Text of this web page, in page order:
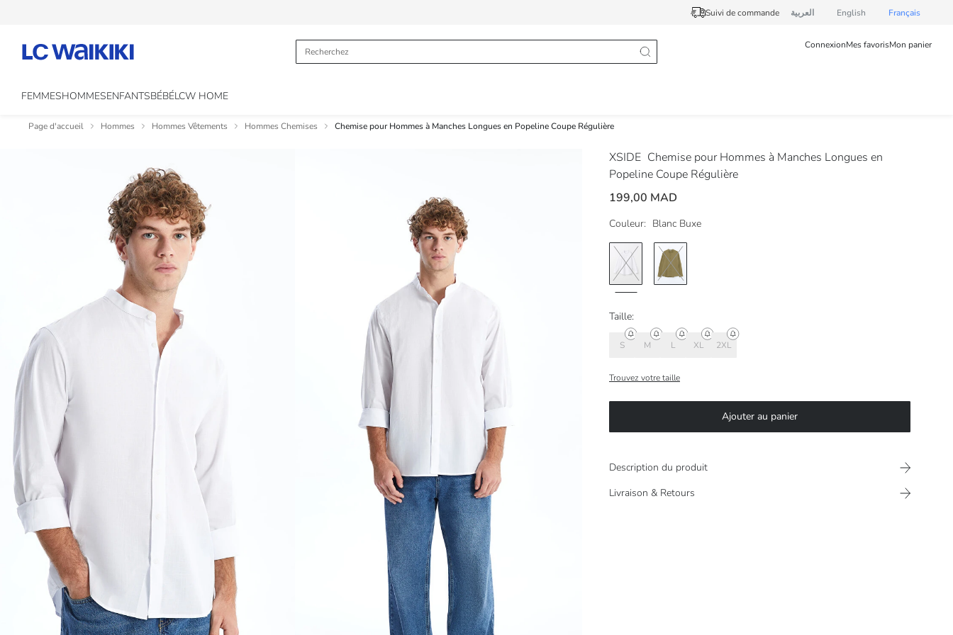
Suivi de commande العربية English Français
ConnexionMes favorisMon panier
FEMMESHOMMESENFANTSBÉBÉLCW HOME
Page d'accueil Hommes Hommes Vêtements Hommes Chemises Chemise pour Hommes à Manches Longues en Popeline Coupe Régulière
XSIDE Chemise pour Hommes à Manches Longues en
Popeline Coupe Régulière
199,00 MAD
Couleur: Blanc Buxe
Taille:
S M L XL 2XL
Trouvez votre taille
Ajouter au panier
Description du produit
Livraison & Retours